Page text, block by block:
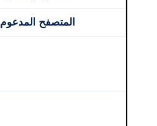
المتصفح المدعوم